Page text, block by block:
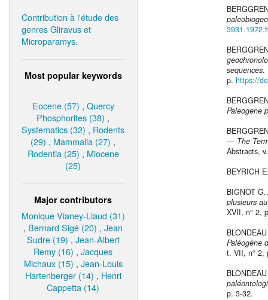
Contribution à l'étude des
genres Gliravus et
Microparamys.
Most popular keywords
Eocene (57) , Quercy
Phosphorites (38) ,
Systematics (32) , Rodents
(29) , Mammalia (27) ,
Rodentia (25) , Miocene
(25)
Major contributors
Monique Vianey-Liaud (31)
, Bernard Sigé (20) ,Jean
Sudre (19) , Jean-Albert
Remy (16) ,Jacques
Michaux (15) , Jean-Louis
Hartenberger (14) , Henri
Cappetta (14)
sequences.
p. https://
Paleogene
— The
Abstracts,
BEYRICH
BIGNOT
plusieurs
XVII, n° 2,
Paléogène
t. VII, n° 2,
p. 3-32.